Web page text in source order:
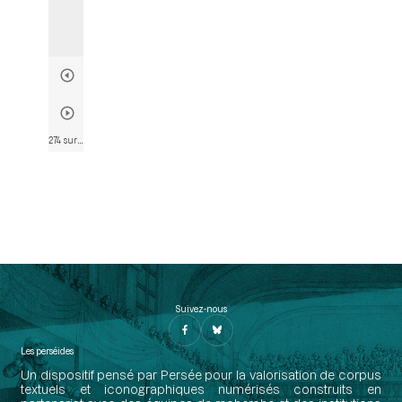
Suivez-nous
Les perséides
Un dispositif pensé par Persée pour la valorisation de corpus
textuels et iconographiques numérisés construits en